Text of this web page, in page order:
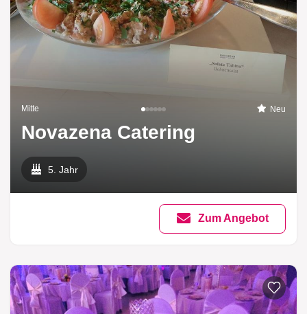
Mitte Neu
Novazena Catering
5. Jahr
Zum Angebot